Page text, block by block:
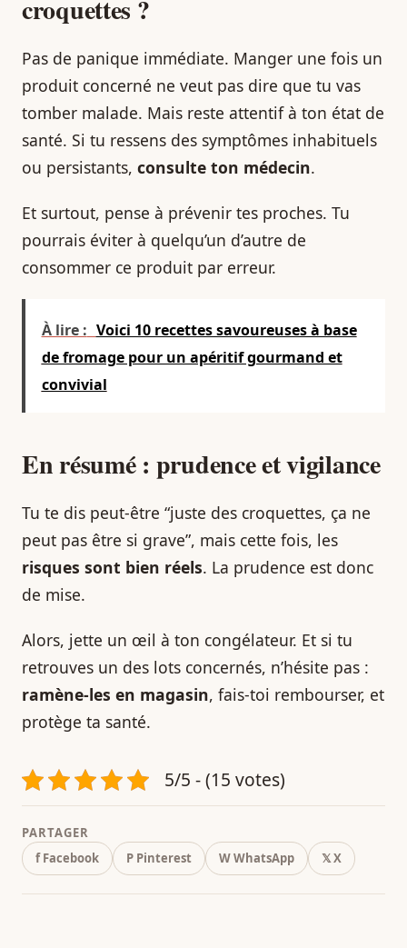
croquettes ?
Pas de panique immédiate. Manger une fois un
produit concerné ne veut pas dire que tu vas
tomber malade. Mais reste attentif à ton état de
santé. Si tu ressens des symptômes inhabituels
ou persistants, consulte ton médecin.
Et surtout, pense à prévenir tes proches. Tu
pourrais éviter à quelqu’un d’autre de
consommer ce produit par erreur.
À lire : Voici 10 recettes savoureuses à base
de fromage pour un apéritif gourmand et
convivial
En résumé : prudence et vigilance
Tu te dis peut-être “juste des croquettes, ça ne
peut pas être si grave”, mais cette fois, les
risques sont bien réels. La prudence est donc
de mise.
Alors, jette un œil à ton congélateur. Et si tu
retrouves un des lots concernés, n’hésite pas :
ramène-les en magasin, fais-toi rembourser, et
protège ta santé.
5/5 - (15 votes)
PARTAGER
f Facebook
P Pinterest W WhatsApp 𝕏 X